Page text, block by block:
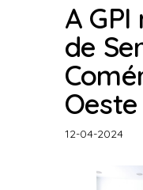
A GPI
de
Oeste
12-04-2024